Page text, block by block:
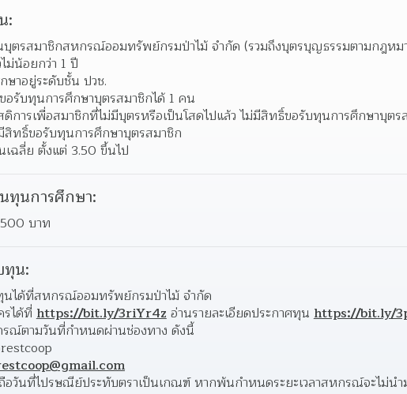
:
บุตรสมาชิกสหกรณ์ออมทรัพย์กรมป่าไม้ จำกัด (รวมถึงบุตรบุญธรรมตามกฎหม
ม่น้อยกว่า 1 ปี
าอยู่ระดับชั้น ปวช.
รับทุนการศึกษาบุตรสมาชิกได้ 1 คน
การเพื่อสมาชิกที่ไม่มีบุตรหรือเป็นโสดไปแล้ว ไม่มีสิทธิ์ขอรับทุนการศึกษาบุตร
ทธิ์ขอรับทุนการศึกษาบุตรสมาชิก
ฉลี่ย ตั้งแต่ 3.50 ขึ้นไป
ทุนการศึกษา:
บาท
ทุน:
นได้ที่สหกรณ์ออมทรัพย์กรมป่าไม้ จำกัด
รได้ที่ https://bit.ly/3riYr4z อ่านรายละเอียดประกาศทุน https://bit.ly/
รณ์ตามวันที่กำหนดผ่านช่องทาง ดังนี้
วันที่ไปรษณีย์ประทับตราเป็นเกณฑ์ หากพ้นกำหนดระยะเวลาสหกรณ์จะไม่น